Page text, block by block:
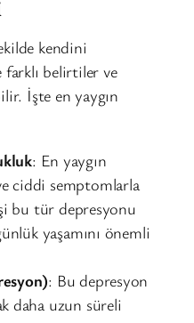
kendini
belirtiler ve
İşte en yaygın
: En yaygın
ciddi semptomlarla
bu tür depresyonu
yaşamını önemli
: Bu depresyon
daha uzun süreli